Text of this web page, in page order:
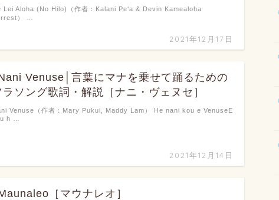
2021年12月17日
Lei Aloha (No Hilo)（作者：Kalani Peʻa & Devin Kamealoha
） …
Venuse│言葉にマナを乗せて踊るための
ラソング歌詞・解説［ナニ・ヴェヌセ］
2021年12月14日
Venuse（作者：Mary Pukui, Maddy Lam） He nani kou e VenuseE
h …
［マウナレオ］